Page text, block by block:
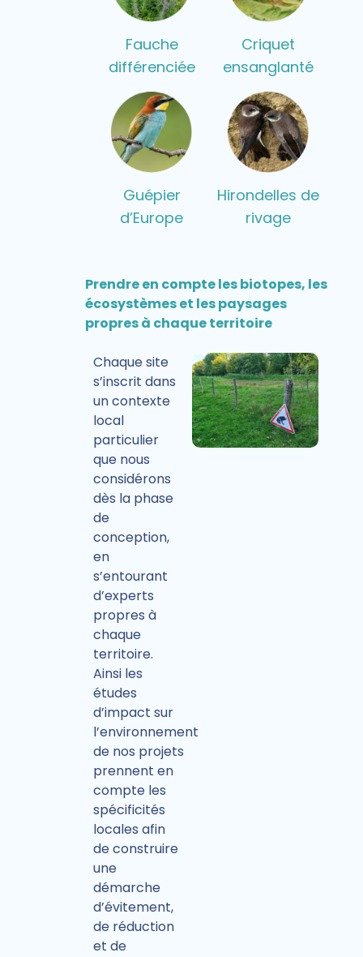
Fauche
différenciée
Criquet
ensanglanté
Guépier
d’Europe
Hirondelles de
rivage
Prendre en compte les biotopes, les
écosystèmes et les paysages
propres à chaque territoire
Chaque site
s’inscrit dans
un contexte
local
particulier
que nous
considérons
dès la phase
de
conception,
en
s’entourant
d’experts
propres à
chaque
territoire.
Ainsi les
études
d’impact sur
l’environnement
de nos projets
prennent en
compte les
spécificités
locales afin
de construire
une
démarche
d’évitement,
de réduction
et de